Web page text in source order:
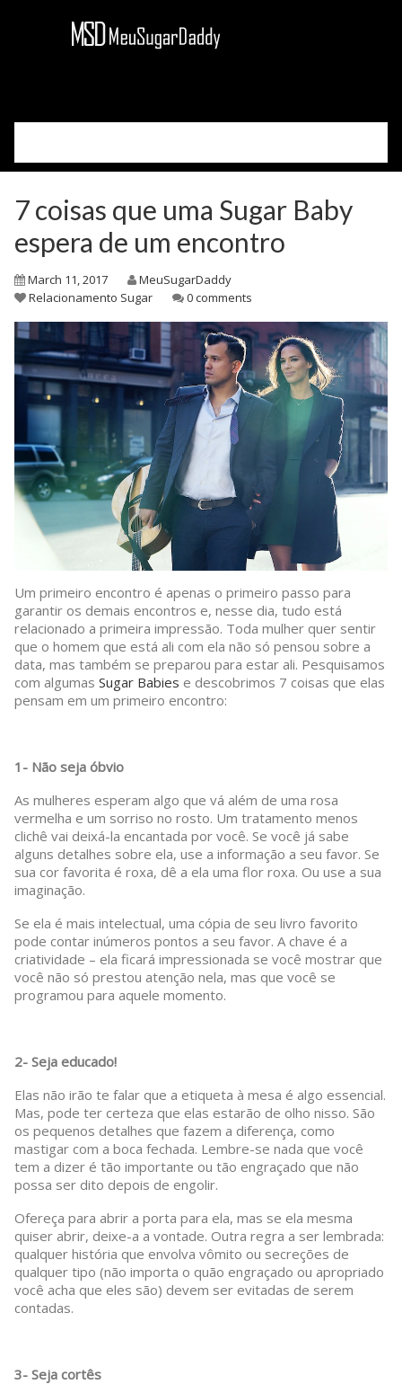
Acessar
Como Funciona
Sobre Nós
Blog
7 coisas que uma Sugar Baby
espera de um encontro
March 11, 2017
MeuSugarDaddy
Relacionamento Sugar
0 comments
Um primeiro encontro é apenas o primeiro passo para
garantir os demais encontros e, nesse dia, tudo está
relacionado a primeira impressão. Toda mulher quer sentir
que o homem que está ali com ela não só pensou sobre a
data, mas também se preparou para estar ali. Pesquisamos
com algumas Sugar Babies e descobrimos 7 coisas que elas
pensam em um primeiro encontro:
1- Não seja óbvio
As mulheres esperam algo que vá além de uma rosa
vermelha e um sorriso no rosto. Um tratamento menos
clichê vai deixá-la encantada por você. Se você já sabe
alguns detalhes sobre ela, use a informação a seu favor. Se
sua cor favorita é roxa, dê a ela uma flor roxa. Ou use a sua
imaginação.
Se ela é mais intelectual, uma cópia de seu livro favorito
pode contar inúmeros pontos a seu favor. A chave é a
criatividade – ela ficará impressionada se você mostrar que
você não só prestou atenção nela, mas que você se
programou para aquele momento.
2- Seja educado!
Elas não irão te falar que a etiqueta à mesa é algo essencial.
Mas, pode ter certeza que elas estarão de olho nisso. São
os pequenos detalhes que fazem a diferença, como
mastigar com a boca fechada. Lembre-se nada que você
tem a dizer é tão importante ou tão engraçado que não
possa ser dito depois de engolir.
Ofereça para abrir a porta para ela, mas se ela mesma
quiser abrir, deixe-a a vontade. Outra regra a ser lembrada:
qualquer história que envolva vômito ou secreções de
qualquer tipo (não importa o quão engraçado ou apropriado
você acha que eles são) devem ser evitadas de serem
contadas.
3- Seja cortês